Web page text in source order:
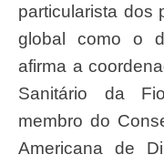
particularista dos
global como o
afirma a
Sanitário da
membro do
Americana de